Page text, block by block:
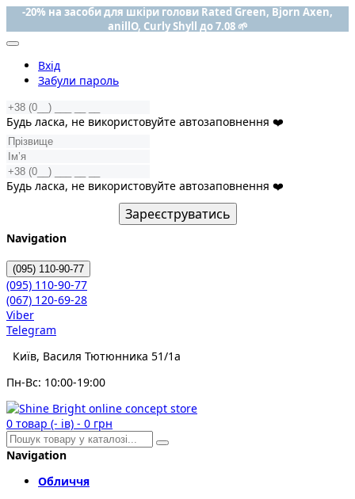
-20% на засоби для шкіри голови Rated Green, Bjorn Axen,
anillO, Curly Shyll до 7.08 🌱
Вхід
Забули пароль
Будь ласка, не використовуйте автозаповнення ❤️
Будь ласка, не використовуйте автозаповнення ❤️
Зареєструватись
Navigation
(095) 110-90-77
(095) 110-90-77
(067) 120-69-28
Viber
Telegram
Київ, Василя Тютюнника 51/1а
Пн-Вс: 10:00-19:00
0 товар (- ів) - 0 грн
Navigation
Обличчя